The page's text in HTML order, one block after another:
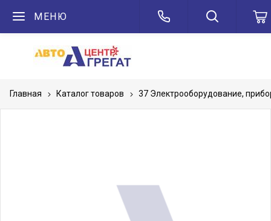
МЕНЮ
Главная Каталог товаров 37 Электрооборудование,